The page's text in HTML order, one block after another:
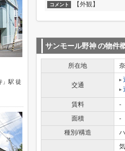
コメント 【外観】
サンモール野神の物件
所在地
交通
賃料
-
面積
-
種別/構造
」駅 徒